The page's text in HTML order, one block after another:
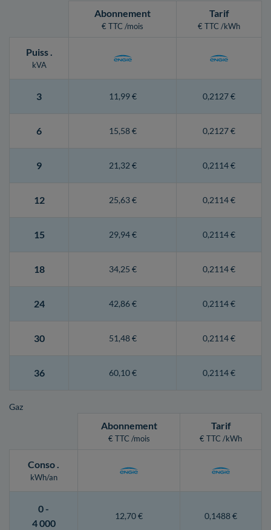
Abonnement
€ TTC /mois
Tarif
€ TTC /kWh
Puiss.
kVA
3 11,99 € 0,2127 €
6 15,58 € 0,2127 €
9 21,32 € 0,2114 €
12 25,63 € 0,2114 €
15 29,94 € 0,2114 €
18 34,25 € 0,2114 €
24 42,86 € 0,2114 €
30 51,48 € 0,2114 €
36 60,10 € 0,2114 €
Gaz
Abonnement
€ TTC /mois
Tarif
€ TTC /kWh
Conso.
kWh/an
0 -
4 000
12,70 € 0,1488 €